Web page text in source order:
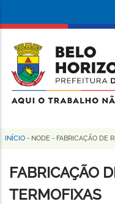
conteúdo
principal
da
Prefeitura
de
Horizonte
Trilha
de
navegação
INÍCIO - NODE - FABRICAÇÃO DE
FABRICAÇÃO
TERMOFIXAS